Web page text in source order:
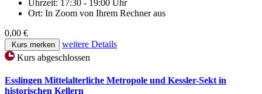
Uhrzeit: 17:30 - 19:00 Uhr
Ort: In Zoom von Ihrem Rechner aus
0,00 €
Kurs merken
weitere Details
Kurs abgeschlossen
Esslingen Mittelalterliche Metropole und Kessler-Sekt in
historischen Kellern